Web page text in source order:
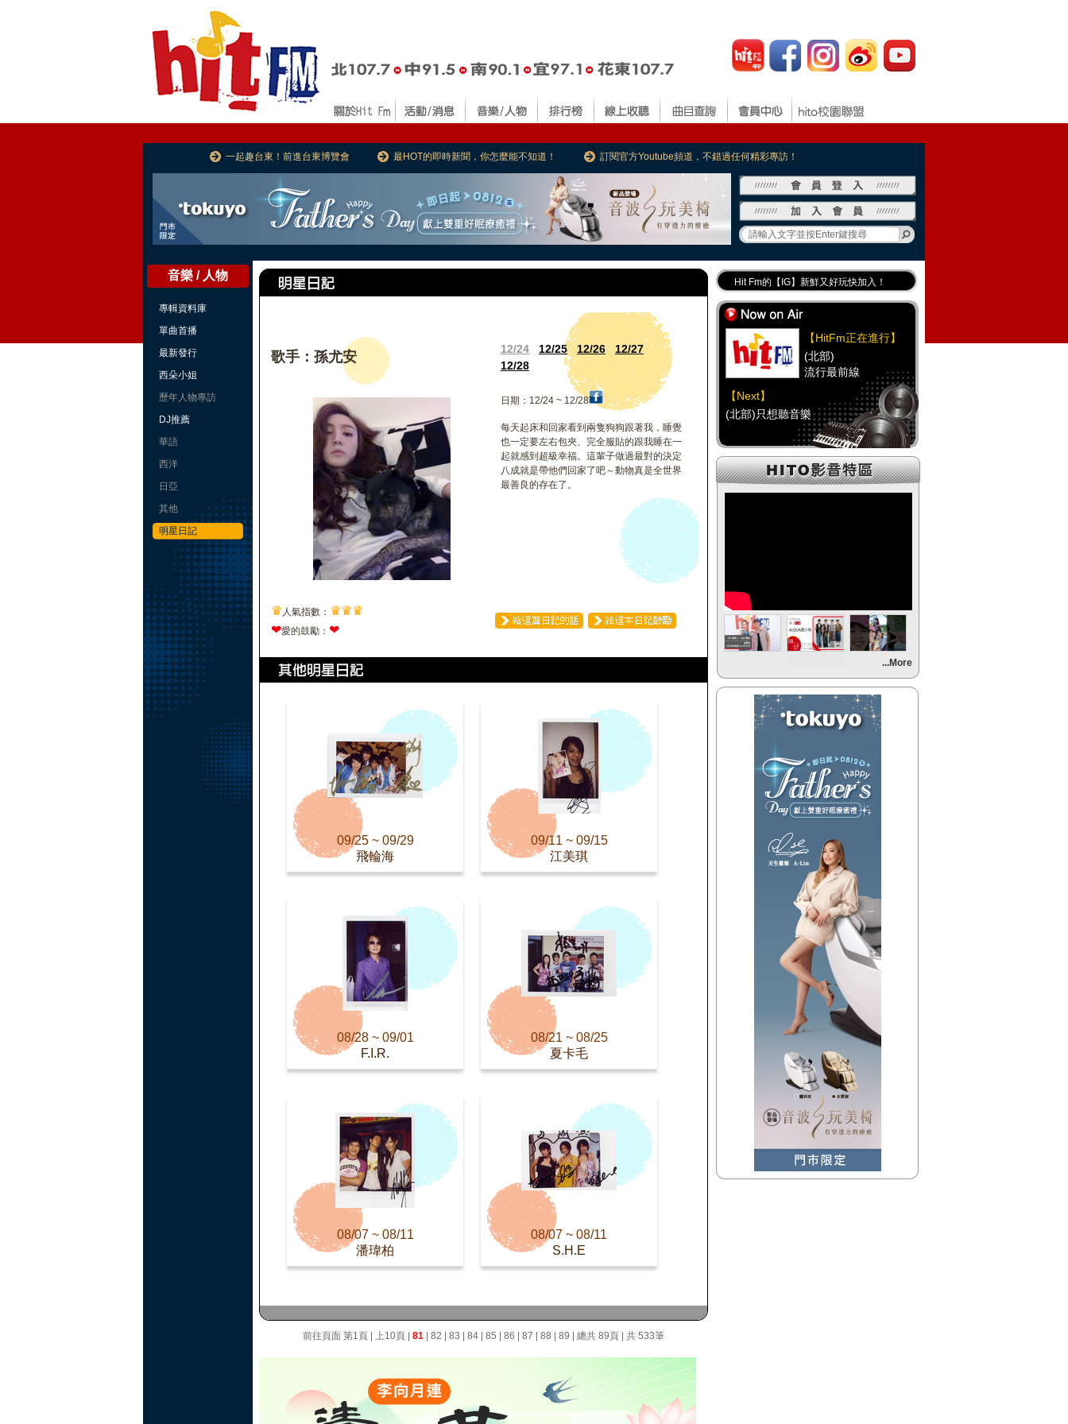
一起趣台東！前進台東博覽會 最HOT的即時新聞，你怎麼能不知道！ 訂閱官方Youtube頻道，不錯過任何精彩專訪！
音樂 / 人物
專輯資料庫
單曲首播
最新發行
西朵小姐
歷年人物專訪
DJ推薦
華語
西洋
日亞
其他
明星日記
歌手：孫尤安 12/24 12/25 12/26
12/27
12/28
日期：12/24 ~ 12/28
每天起床和回家看到兩隻狗狗跟著我，睡覺
也一定要左右包夾、完全服貼的跟我睡在一
起就感到超級幸福。這輩子做過最對的決定
八成就是帶他們回家了吧～動物真是全世界
最善良的存在了。
♛ 人氣指數： ♛♛♛
❤愛的鼓勵： ❤
09/25 ~ 09/29
飛輪海
09/11 ~ 09/15
江美琪
08/28 ~ 09/01
F.I.R.
08/21 ~ 08/25
夏卡毛
08/07 ~ 08/11
潘瑋柏
08/07 ~ 08/11
S.H.E
前往頁面 第1頁 上10頁 81 82 83 84 85 86 87 88 89 | 總共 89頁 | 共 533筆
Hit Fm的【IG】新鮮又好玩快加入！
Hit Fm【FB臉書粉絲團】等你加入！
最專業《DJ推薦》好音樂千萬別錯過！
好康報報 最新優惠訊息都在這！
【HitFm正在進行】
(北部)
流行最前線
【Next】
(北部)只想聽音樂
【HitFm正在進行】
(中部)
(南部)
流行最前線
【Next】
【HitFm正在進行】
【Next】
(宜蘭)只想聽音樂
【HitFm正在進行】
(花東)
流行最精選
(花東)只想聽音樂
...More